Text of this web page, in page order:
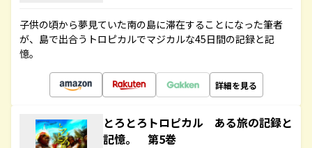
子供の頃から夢見ていた南の島に滞在することになった筆者
が、島で出合うトロピカルでマジカルな45日間の記録と記
憶。
詳細を見る
とろとろトロピカル ある旅の記録と
記憶。 第5巻